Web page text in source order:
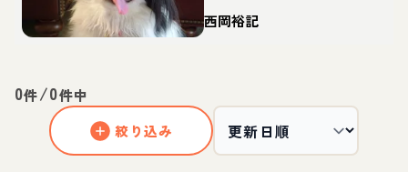
どんな犬？性格・特
徴・育て方・迎え方
西岡裕記
0件/0件中
絞り込み